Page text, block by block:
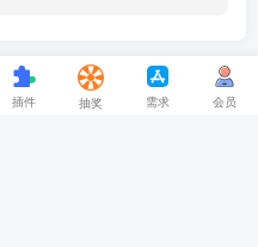
06:10:46 加入了本站
加入了本站
插件 抽奖 需求 会员